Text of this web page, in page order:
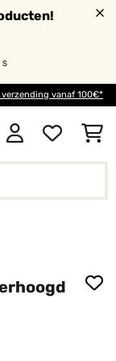
S
verzending vanaf 100€*